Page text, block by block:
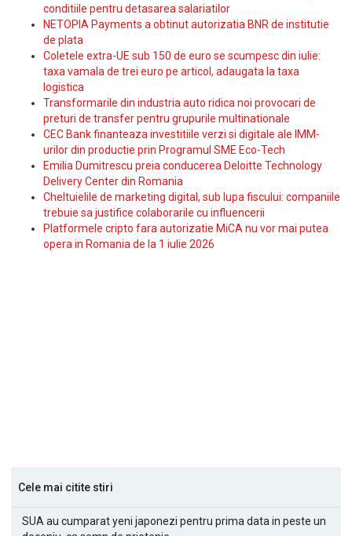
conditiile pentru detasarea salariatilor
NETOPIA Payments a obtinut autorizatia BNR de institutie
de plata
Coletele extra-UE sub 150 de euro se scumpesc din iulie:
taxa vamala de trei euro pe articol, adaugata la taxa
logistica
Transformarile din industria auto ridica noi provocari de
preturi de transfer pentru grupurile multinationale
CEC Bank finanteaza investitiile verzi si digitale ale IMM-
urilor din productie prin Programul SME Eco-Tech
Emilia Dumitrescu preia conducerea Deloitte Technology
Delivery Center din Romania
Cheltuielile de marketing digital, sub lupa fiscului: companiile
trebuie sa justifice colaborarile cu influencerii
Platformele cripto fara autorizatie MiCA nu vor mai putea
opera in Romania de la 1 iulie 2026
Cele mai citite stiri
SUA au cumparat yeni japonezi pentru prima data in peste un